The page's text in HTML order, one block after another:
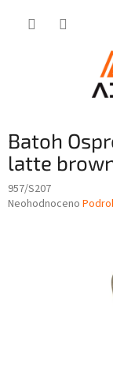
Batoh
latte
957/S207
Průměrné
Neohodnoceno